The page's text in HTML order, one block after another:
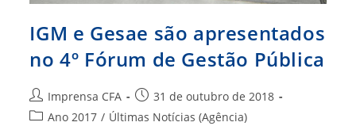
IGM e Gesae são apresentados
no 4º Fórum de Gestão Pública
Autor
do
Imprensa CFA
Post
publicado:
31 de outubro de 2018
Categoria
Ano 2017 / Últimas Notícias (Agência)